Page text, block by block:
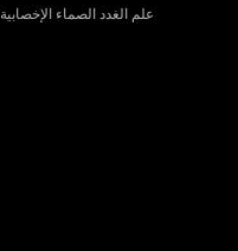
علم الغدد الصماء الإخصابية